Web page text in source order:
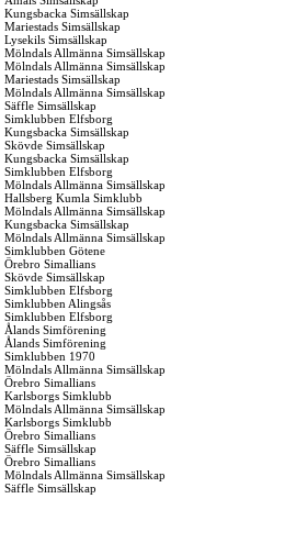
Kungsbacka Simsällskap
Mariestads Simsällskap
Lysekils Simsällskap
Mölndals Allmänna Simsällskap
Mölndals Allmänna Simsällskap
Mariestads Simsällskap
Mölndals Allmänna Simsällskap
Säffle Simsällskap
Simklubben Elfsborg
Kungsbacka Simsällskap
Skövde Simsällskap
Kungsbacka Simsällskap
Simklubben Elfsborg
Mölndals Allmänna Simsällskap
Hallsberg Kumla Simklubb
Mölndals Allmänna Simsällskap
Kungsbacka Simsällskap
Mölndals Allmänna Simsällskap
Simklubben Götene
Örebro Simallians
Skövde Simsällskap
Simklubben Elfsborg
Simklubben Alingsås
Simklubben Elfsborg
Ålands Simförening
Ålands Simförening
Simklubben 1970
Mölndals Allmänna Simsällskap
Örebro Simallians
Karlsborgs Simklubb
Mölndals Allmänna Simsällskap
Karlsborgs Simklubb
Örebro Simallians
Säffle Simsällskap
Örebro Simallians
Mölndals Allmänna Simsällskap
Säffle Simsällskap